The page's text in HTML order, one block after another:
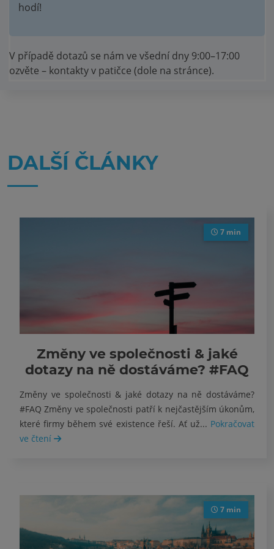
hodí!
V případě dotazů se nám ve všední dny 9:00–17:00
ozvěte – kontakty v patičce (dole na stránce).
DALŠÍ ČLÁNKY
7 min
Změny ve společnosti & jaké
dotazy na ně dostáváme? #FAQ
Změny ve společnosti & jaké dotazy na ně dostáváme?
#FAQ Změny ve společnosti patří k nejčastějším úkonům,
které firmy během své existence řeší. Ať už... Pokračovat
ve čtení
7 min